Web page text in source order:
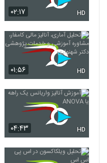
۰۲:۱۷ HD
۰۱:۵۶ HD
۰۴:۴۳ HD